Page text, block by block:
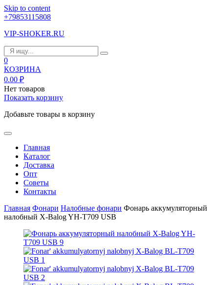
Skip to content
+79853115808
VIP-SHOKER.RU
0
КОЗРИНА
0.00 ₽
Нет товаров
Показать корзину
Добавьте товары в корзину
Главная
Каталог
Доставка
Опт
Советы
Контакты
Главная Фонари Налобные фонари Фонарь аккумуляторный
налобный X-Balog YH-T709 USB